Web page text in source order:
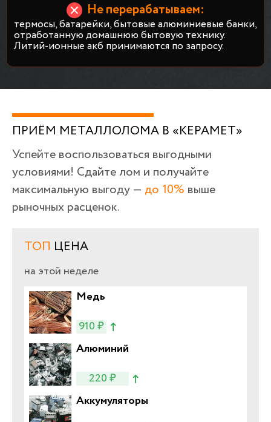
Не перерабатываем:
термосы, батарейки, бытовые алюминиевые банки,
отработанную домашнюю бытовую технику.
Литий-ионные акб принимаются по запросу.
ПРИЁМ МЕТАЛЛОЛОМА В «КЕРАМЕТ»
Успейте воспользоваться выгодными
условиями! Сдайте лом и получайте
максимальную выгоду — до 10% выше
рыночных расценок.
ТОП ЦЕНА
на этой неделе
Медь
910 ₽
Алюминий
220 ₽
Аккумуляторы